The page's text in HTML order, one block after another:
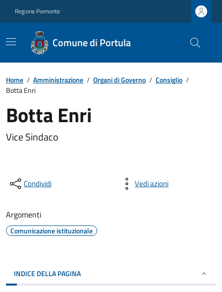
Regione Piemonte
Comune di Portula
Home / Amministrazione / Organi di Governo / Consiglio /
Botta Enri
Botta Enri
Vice Sindaco
Condividi Vedi azioni
Argomenti
Comunicazione istituzionale
INDICE DELLA PAGINA